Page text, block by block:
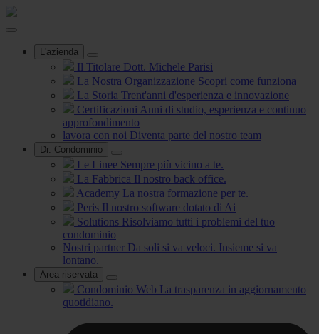
L'azienda
Il Titolare Dott. Michele Parisi
La Nostra Organizzazione Scopri come funziona
La Storia Trent'anni d'esperienza e innovazione
Certificazioni Anni di studio, esperienza e continuo
approfondimento
lavora con noi Diventa parte del nostro team
Dr. Condominio
Le Linee Sempre più vicino a te.
La Fabbrica Il nostro back office.
Academy La nostra formazione per te.
Peris Il nostro software dotato di Ai
Solutions Risolviamo tutti i problemi del tuo
condominio
Nostri partner Da soli si va veloci. Insieme si va
lontano.
Area riservata
Condominio Web La trasparenza in aggiornamento
quotidiano.